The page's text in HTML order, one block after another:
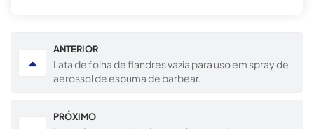
ANTERIOR
Lata de folha de flandres vazia para uso em spray de
aerossol de espuma de barbear.
PRÓXIMO